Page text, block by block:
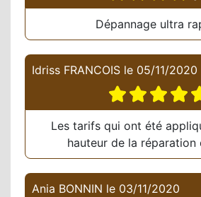
Dépannage ultra
Idriss FRANCOIS le 05/11/2020
Les tarifs qui ont été
hauteur de la réparation
Ania BONNIN le 03/11/2020